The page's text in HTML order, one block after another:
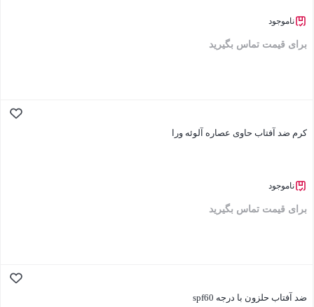
ناموجود
برای قیمت تماس بگیرید
کرم ضد آفتاب حاوی عصاره آلوئه ورا
ناموجود
برای قیمت تماس بگیرید
ضد آفتاب حلزون با درجه spf60